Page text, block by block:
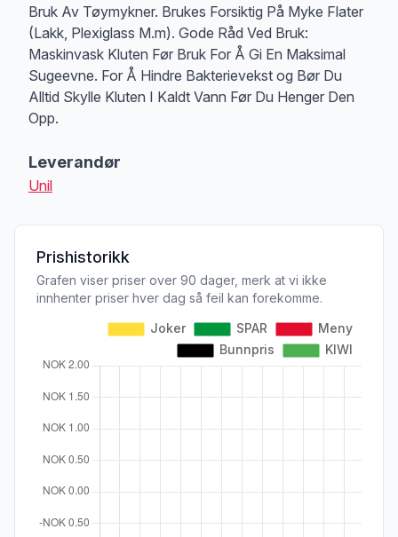
Bruk Av Tøymykner. Brukes Forsiktig På Myke Flater
(Lakk, Plexiglass M.m). Gode Råd Ved Bruk:
Maskinvask Kluten Før Bruk For Å Gi En Maksimal
Sugeevne. For Å Hindre Bakterievekst og Bør Du
Alltid Skylle Kluten I Kaldt Vann Før Du Henger Den
Opp.
Leverandør
Unil
Prishistorikk
Grafen viser priser over 90 dager, merk at vi ikke
innhenter priser hver dag så feil kan forekomme.